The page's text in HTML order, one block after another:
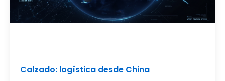
Calzado: logística desde China